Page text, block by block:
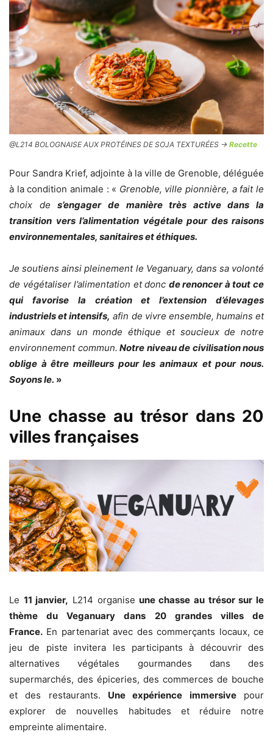
@L214 BOLOGNAISE AUX PROTÉINES DE SOJA TEXTURÉES -> Recette
Pour Sandra Krief, adjointe à la ville de Grenoble, déléguée
à la condition animale : « Grenoble, ville pionnière, a fait le
choix des’engager de manière très active dans la
transition vers l’alimentation végétale pour des raisons
environnementales, sanitaires et éthiques.
Je soutiens ainsi pleinement le Veganuary, dans sa volonté
de végétaliser l’alimentation et donc de renoncer à tout ce
qui favorise la création et l’extension d’élevages
industriels et intensifs, afin de vivre ensemble, humains et
animaux dans un monde éthique et soucieux de notre
environnement commun. Notre niveau de civilisation nous
oblige à être meilleurs pour les animaux et pour nous.
Soyons le. »
Une chasse au trésor dans 20
villes françaises
Le 11 janvier, L214 organise une chasse au trésor sur le
thème du Veganuary dans 20 grandes villes de
France. En partenariat avec des commerçants locaux, ce
jeu de piste invitera les participants à découvrir des
alternatives végétales gourmandes dans des
supermarchés, des épiceries, des commerces de bouche
et des restaurants. Une expérience immersivepour
explorer de nouvelles habitudes et réduire notre
empreinte alimentaire.